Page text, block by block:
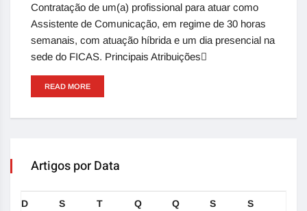
Contratação de um(a) profissional para atuar como
Assistente de Comunicação, em regime de 30 horas
semanais, com atuação híbrida e um dia presencial na
sede do FICAS. Principais Atribuições
READ MORE
Artigos por Data
D S T Q Q S S